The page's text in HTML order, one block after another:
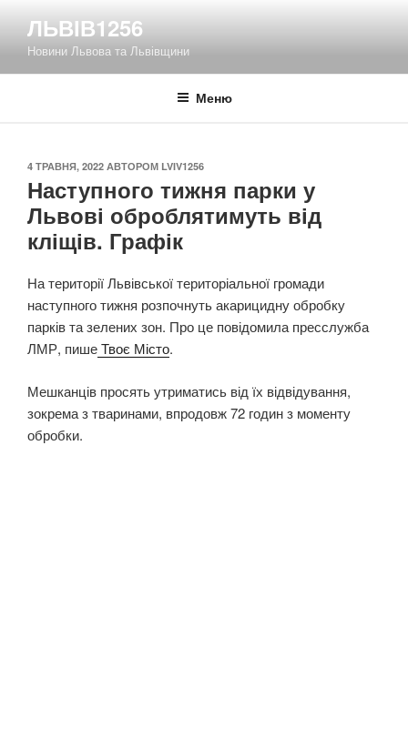
вмісту
ЛЬВІВ1256
Новини Львова та Львівщини
Меню
ОПУБЛІКОВАНО
4 ТРАВНЯ, 2022 АВТОРОМ LVIV1256
Наступного тижня парки у
Львові оброблятимуть від
кліщів. Графік
На території Львівської територіальної громади
наступного тижня розпочнуть акарицидну обробку
парків та зелених зон. Про це повідомила пресслужба
ЛМР, пишеТвоє Місто.
Мешканців просять утриматись від їх відвідування,
зокрема з тваринами, впродовж 72 годин з моменту
обробки.